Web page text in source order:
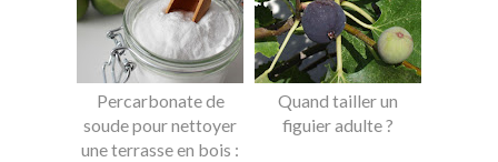
Percarbonate de
soude pour nettoyer
une terrasse en bois :
Quand tailler un
figuier adulte ?